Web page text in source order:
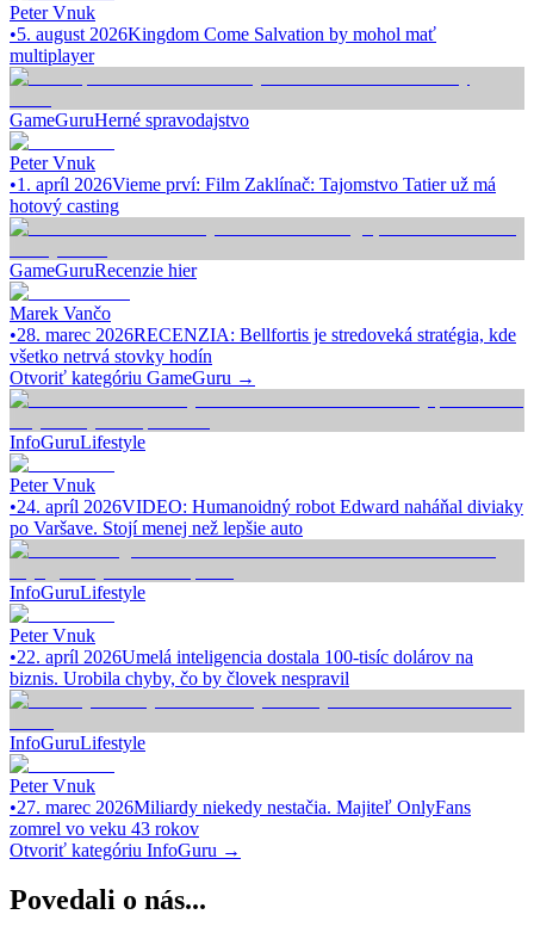
Peter Vnuk
•5. august 2026Kingdom Come Salvation by mohol mať
multiplayer
GameGuruHerné spravodajstvo
Peter Vnuk
•1. apríl 2026Vieme prví: Film Zaklínač: Tajomstvo Tatier už má
hotový casting
GameGuruRecenzie hier
Marek Vančo
•28. marec 2026RECENZIA: Bellfortis je stredoveká stratégia, kde
všetko netrvá stovky hodín
Otvoriť kategóriu GameGuru →
InfoGuruLifestyle
Peter Vnuk
•24. apríl 2026VIDEO: Humanoidný robot Edward naháňal diviaky
po Varšave. Stojí menej než lepšie auto
InfoGuruLifestyle
Peter Vnuk
•22. apríl 2026Umelá inteligencia dostala 100-tisíc dolárov na
biznis. Urobila chyby, čo by človek nespravil
InfoGuruLifestyle
Peter Vnuk
•27. marec 2026Miliardy niekedy nestačia. Majiteľ OnlyFans
zomrel vo veku 43 rokov
Otvoriť kategóriu InfoGuru →
Povedali o nás...